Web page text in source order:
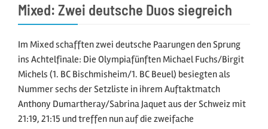
Mixed: Zwei deutsche Duos siegreich
Im Mixed schafften zwei deutsche Paarungen den Sprung
ins Achtelfinale: Die Olympiafünften Michael Fuchs/Birgit
Michels (1. BC Bischmisheim/1. BC Beuel) besiegten als
Nummer sechs der Setzliste in ihrem Auftaktmatch
Anthony Dumartheray/Sabrina Jaquet aus der Schweiz mit
21:19, 21:15 und treffen nun auf die zweifache